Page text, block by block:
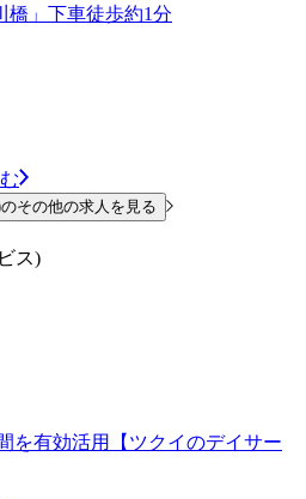
橋」下車徒歩約1分
その他の求人を見る
ス)
を有効活用【ツクイのデイサー